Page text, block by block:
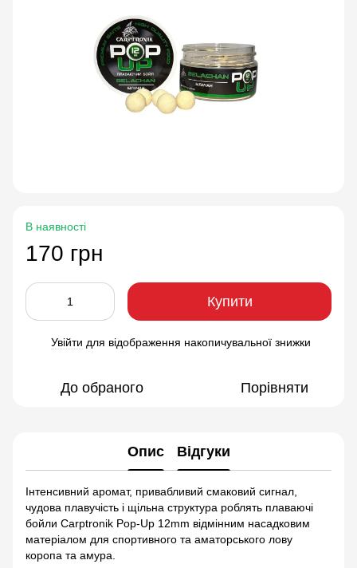
В наявності
170 грн
Купити
Увійти для відображення накопичувальної знижки
До обраного Порівняти
Опис Відгуки
Інтенсивний аромат, привабливий смаковий сигнал,
чудова плавучість і щільна структура роблять плаваючі
бойли Сarptronik Pop-Up 12mm відмінним насадковим
матеріалом для спортивного та аматорського лову
коропа та амура.